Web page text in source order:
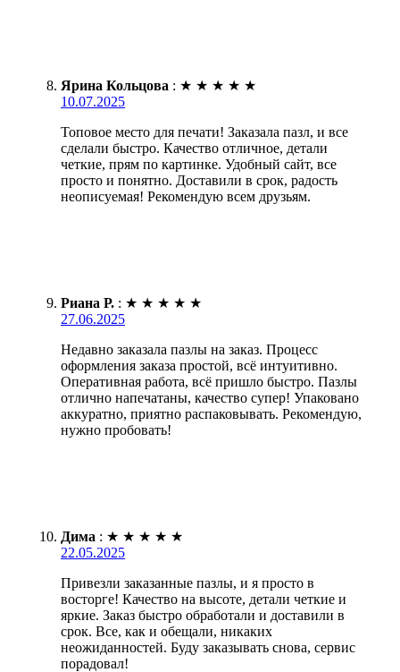
Ярина Кольцова : ★ ★ ★ ★ ★
10.07.2025
Топовое место для печати! Заказала пазл, и все
сделали быстро. Качество отличное, детали
четкие, прям по картинке. Удобный сайт, все
просто и понятно. Доставили в срок, радость
неописуемая! Рекомендую всем друзьям.
Риана Р. : ★ ★ ★ ★ ★
27.06.2025
Недавно заказала пазлы на заказ. Процесс
оформления заказа простой, всё интуитивно.
Оперативная работа, всё пришло быстро. Пазлы
отлично напечатаны, качество супер! Упаковано
аккуратно, приятно распаковывать. Рекомендую,
нужно пробовать!
Дима : ★ ★ ★ ★ ★
22.05.2025
Привезли заказанные пазлы, и я просто в
восторге! Качество на высоте, детали четкие и
яркие. Заказ быстро обработали и доставили в
срок. Все, как и обещали, никаких
неожиданностей. Буду заказывать снова, сервис
порадовал!